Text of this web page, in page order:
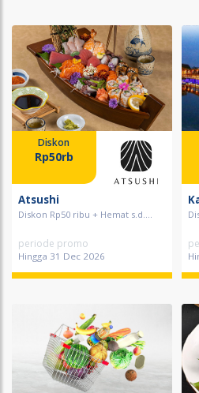
Diskon
Rp50rb
Atsushi
Diskon Rp50 ribu + Hemat s.d....
periode promo
Hingga 31 Dec 2026